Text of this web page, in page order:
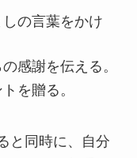
の言葉をかけ
感謝を伝える。
を贈る。
と同時に、自分